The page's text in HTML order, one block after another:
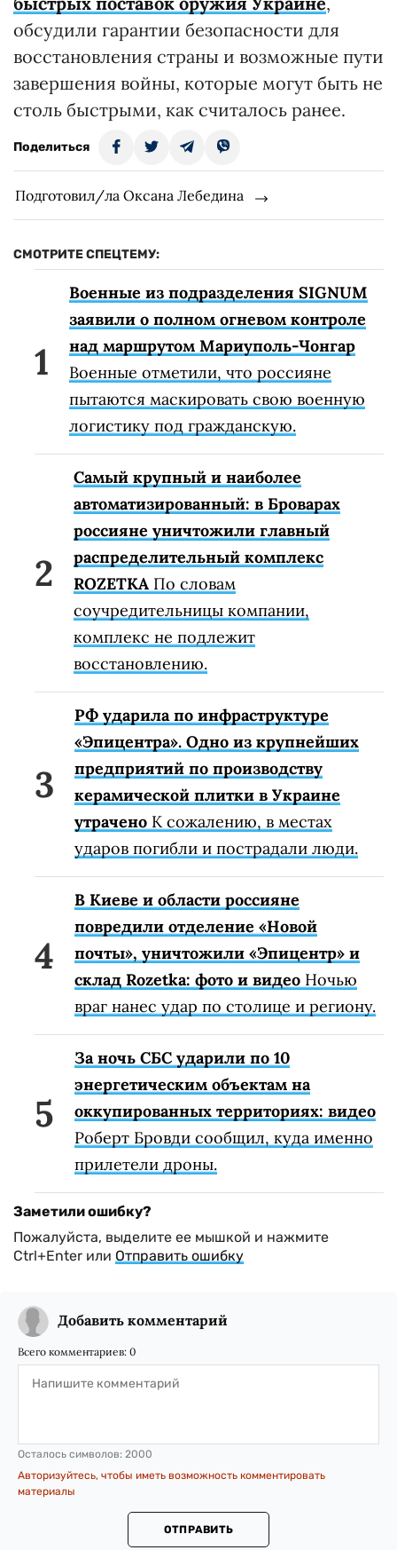
обсудили гарантии безопасности для
восстановления страны и возможные пути
завершения войны, которые могут быть не
столь быстрыми, как считалось ранее.
Поделиться
Подготовил/ла Оксана Лебедина
СМОТРИТЕ СПЕЦТЕМУ:
Военные из подразделения SIGNUM
заявили о полном огневом контроле
над маршрутом Мариуполь-Чонгар
Военные отметили, что россияне
пытаются маскировать свою военную
логистику под гражданскую.
Самый крупный и наиболее
автоматизированный: в Броварах
россияне уничтожили главный
распределительный комплекс
ROZETKA По словам
соучредительницы компании,
комплекс не подлежит
восстановлению.
РФ ударила по инфраструктуре
«Эпицентра». Одно из крупнейших
предприятий по производству
керамической плитки в Украине
утрачено К сожалению, в местах
ударов погибли и пострадали люди.
В Киеве и области россияне
повредили отделение «Новой
почты», уничтожили «Эпицентр» и
склад Rozetka: фото и видео Ночью
враг нанес удар по столице и региону.
За ночь СБС ударили по 10
энергетическим объектам на
оккупированных территориях: видео
Роберт Бровди сообщил, куда именно
прилетели дроны.
Заметили ошибку?
Пожалуйста, выделите ее мышкой и нажмите
Ctrl+Enter или Отправить ошибку
Добавить комментарий
Всего комментариев: 0
Осталось символов: 2000
Авторизуйтесь, чтобы иметь возможность комментировать
материалы
ОТПРАВИТЬ